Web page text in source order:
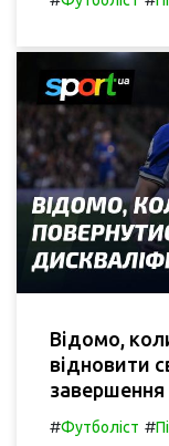
Відомо,
відновити
завершення
#Футболіст #